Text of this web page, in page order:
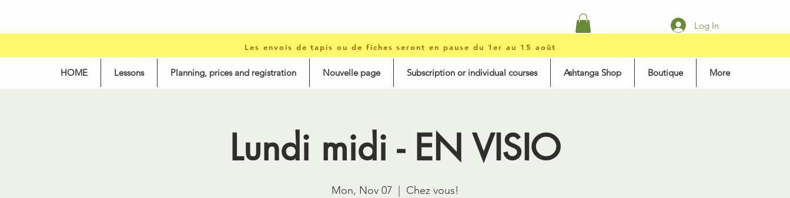
Log In
Les envois de tapis ou de fiches seront en pause du 1er au 15 août
HOME Lessons Planning, prices and registration Nouvelle page Subscription or individual courses Ashtanga Shop Boutique More
Lundi midi - EN VISIO
Mon, Nov 07 Chez vous!